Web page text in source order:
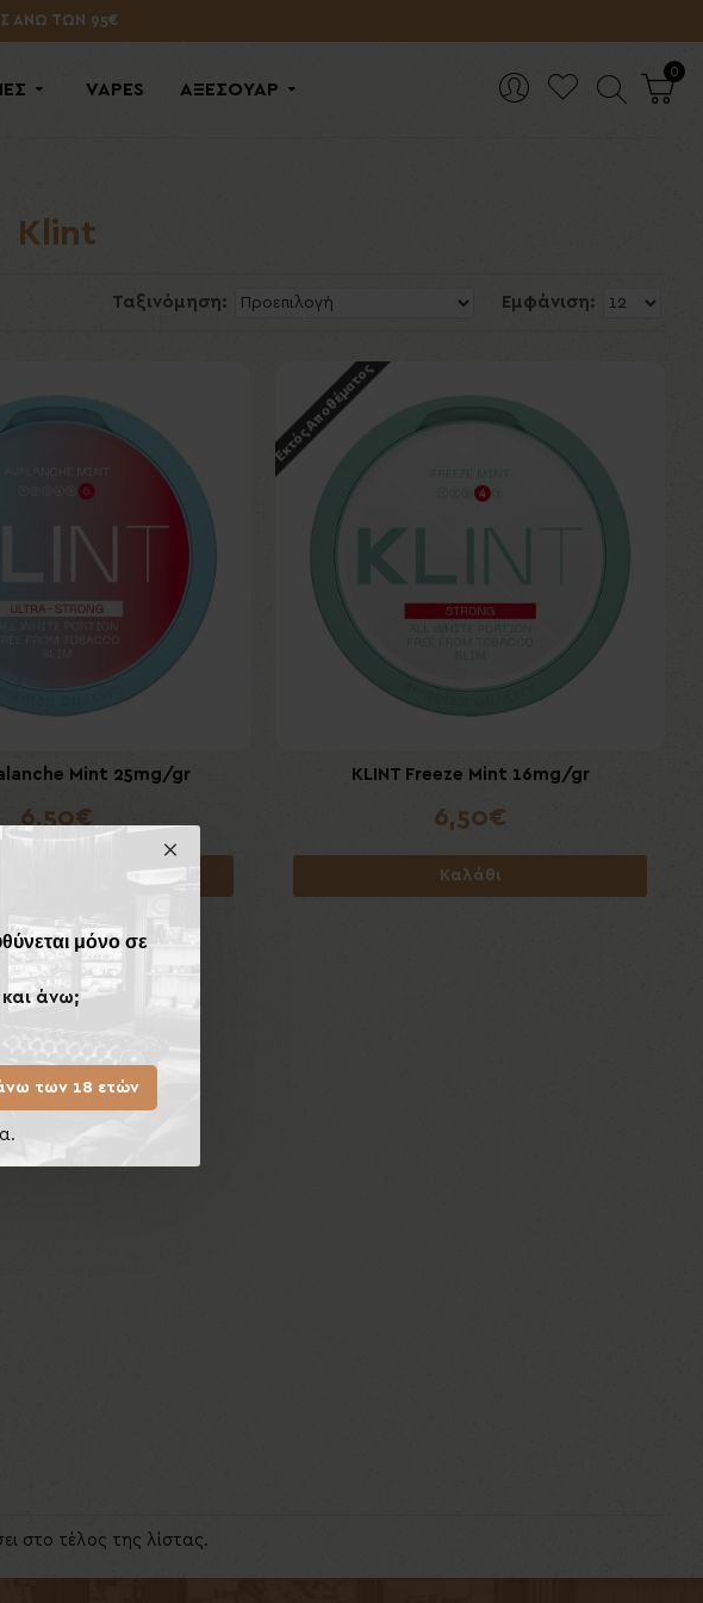
μόνο σε
και άνω;
των 18 ετών
ΑΝΩ ΤΩΝ 95€
VAPES ΑΞΕΣΟΥΑΡ
0
Klint
Ταξινόμηση: Εμφάνιση:
Mint 25mg/gr
6,50€
Εκτός Αποθέματος
KLINT Freeze Mint 16mg/gr
6,50€
Καλάθι
στο τέλος της λίστας.